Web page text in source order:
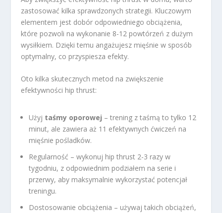
zastosować kilka sprawdzonych strategii. Kluczowym
elementem jest dobór odpowiedniego obciążenia,
które pozwoli na wykonanie 8-12 powtórzeń z dużym
wysiłkiem. Dzięki temu angażujesz mięśnie w sposób
optymalny, co przyspiesza efekty.
Oto kilka skutecznych metod na zwiększenie
efektywności hip thrust:
Użyj taśmy oporowej – trening z taśmą to tylko 12
minut, ale zawiera aż 11 efektywnych ćwiczeń na
mięśnie pośladków.
Regularność – wykonuj hip thrust 2-3 razy w
tygodniu, z odpowiednim podziałem na serie i
przerwy, aby maksymalnie wykorzystać potencjał
treningu.
Dostosowanie obciążenia – używaj takich obciążeń,